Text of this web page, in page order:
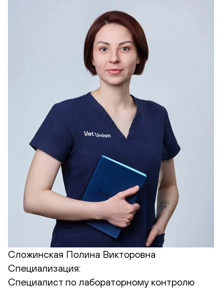
Сложинская Полина Викторовна
Специализация:
Cпециалист по лабораторному контролю